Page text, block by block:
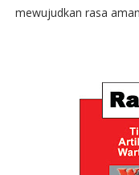
mewujudkan rasa